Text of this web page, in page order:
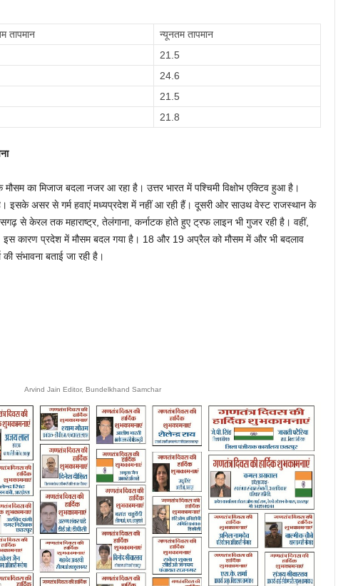
तापमान
न्यूनतम तापमान
21.5
24.6
21.5
21.8
मौसम का मिजाज बदला नजर आ रहा है। उत्तर भारत में पश्चिमी विक्षोभ एक्टिव हुआ है।
इसके असर से गर्म हवाएं मध्यप्रदेश में नहीं आ रही हैं। दूसरी ओर साउथ वेस्ट राजस्थान के
से केरल तक महाराष्ट्र, तेलंगाना, कर्नाटक होते हुए ट्रफ लाइन भी गुजर रही है। वहीं,
इस कारण प्रदेश में मौसम बदल गया है। 18 और 19 अप्रैल को मौसम में और भी बदलाव
संभावना बताई जा रही है।
Arvind Jain Editor, Bundelkhand Samchar